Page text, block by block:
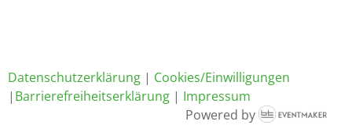
Datenschutzerklärung | Cookies/Einwilligungen
| Barrierefreiheitserklärung | Impressum
Powered by